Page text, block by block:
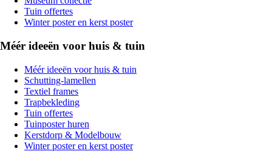
Tuin offertes
Winter poster en kerst poster
Méér ideeën voor huis & tuin
Méér ideeën voor huis & tuin
Schutting-lamellen
Textiel frames
Trapbekleding
Tuin offertes
Tuinposter huren
Kerstdorp & Modelbouw
Winter poster en kerst poster